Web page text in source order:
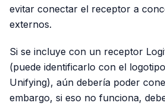
evitar conectar el receptor a
externos.
Si se incluye con un receptor
(puede identificarlo con el
Unifying), aún debería poder
embargo, si eso no funciona,